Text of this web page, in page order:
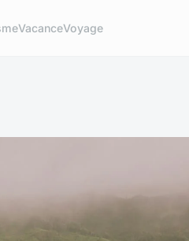
VacanceVoyage